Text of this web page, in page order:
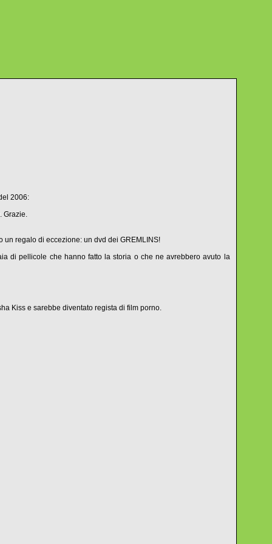
2006:
Grazie.
un regalo di eccezione: un dvd dei GREMLINS!
di pellicole che hanno fatto la storia o che ne avrebbero avuto la
Kiss e sarebbe diventato regista di film porno.